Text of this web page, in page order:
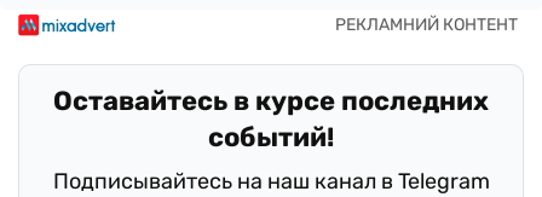
Оставайтесь в курсе последних
событий!
Подписывайтесь на наш канал в Telegram